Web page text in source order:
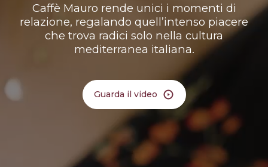
Caffè Mauro rende unici i momenti di
relazione, regalando quell’intenso piacere
che trova radici solo nella cultura
mediterranea italiana.
Guarda il video